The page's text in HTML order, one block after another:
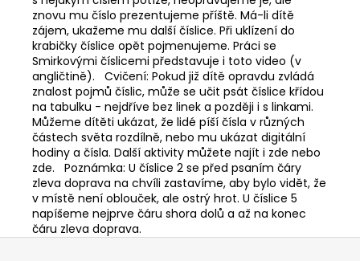
znovu mu číslo prezentujeme příště. Má-li dítě
zájem, ukažeme mu další číslice. Při uklízení do
krabičky číslice opět pojmenujeme. Práci se
Smirkovými číslicemi představuje i toto video (v
angličtině). Cvičení: Pokud již dítě opravdu zvládá
znalost pojmů číslic, může se učit psát číslice křídou
na tabulku - nejdříve bez linek a později i s linkami.
Můžeme dítěti ukázat, že lidé píší čísla v různých
částech světa rozdílně, nebo mu ukázat digitální
hodiny a čísla. Další aktivity můžete najít i zde nebo
zde. Poznámka: U číslice 2 se před psaním čáry
zleva doprava na chvíli zastavíme, aby bylo vidět, že
v místě není oblouček, ale ostrý hrot. U číslice 5
napíšeme nejprve čáru shora dolů a až na konec
čáru zleva doprava.
Z